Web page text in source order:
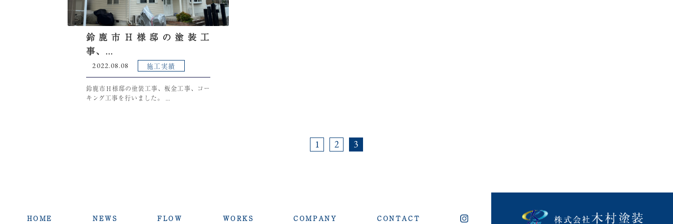
鈴鹿市Ｈ様邸の塗装工
事、...
2022.08.08 施工実績
鈴鹿市Ｈ様邸の塗装工事、板金工事、コー
キング工事を行いました。 ...
1 2 3
HOME NEWS FLOW WORKS COMPANY CONTACT